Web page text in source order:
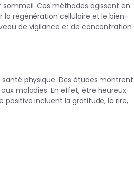
Ces méthodes agissent en
la régénération cellulaire et le bien-
de vigilance et de concentration
physique. Des études montrent
maladies. En effet, être heureux
incluent la gratitude, le rire,